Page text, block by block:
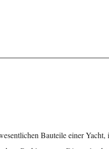
Bauteile einer Yacht,